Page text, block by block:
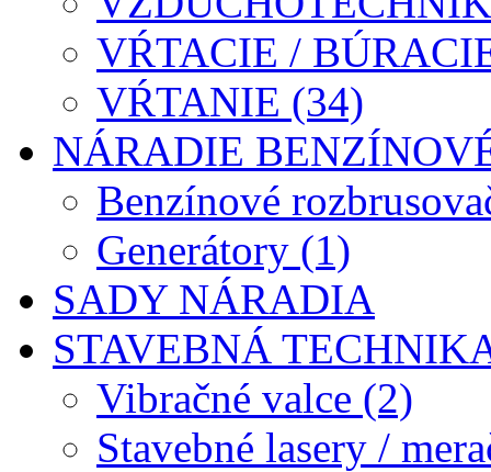
VŔTACIE /
VŔTANIE (34)
NÁRADIE
Benzínové
Generátory (1)
SADY NÁRADIA
STAVEBNÁ
Vibračné valce (2)
Stavebné lasery /